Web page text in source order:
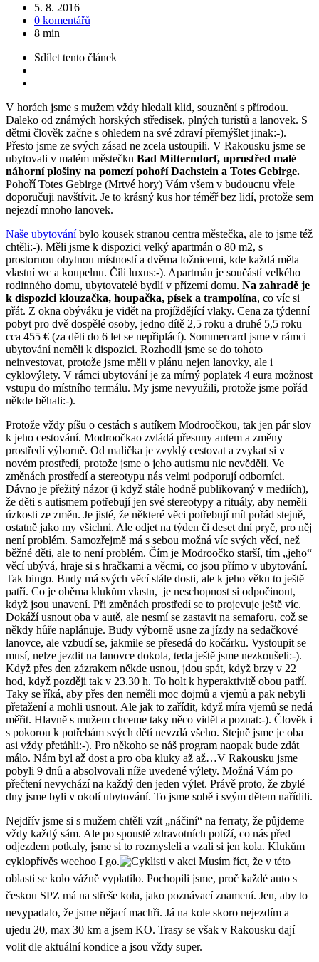
5. 8. 2016
0 komentářů
8 min
Sdílet tento článek
V horách jsme s mužem vždy hledali klid, souznění s přírodou.
Daleko od známých horských středisek, plných turistů a lanovek. S
dětmi člověk začne s ohledem na své zdraví přemýšlet jinak:-).
Přesto jsme ze svých zásad ne zcela ustoupili. V Rakousku jsme se
ubytovali v malém městečku Bad Mitterndorf, uprostřed malé
náhorní plošiny na pomezí pohoří Dachstein a Totes Gebirge.
Pohoří Totes Gebirge (Mrtvé hory) Vám všem v budoucnu vřele
doporučuji navštívit. Je to krásný kus hor téměř bez lidí, protože sem
nejezdí mnoho lanovek.
Naše ubytováníbylo kousek stranou centra městečka, ale to jsme též
chtěli:-). Měli jsme k dispozici velký apartmán o 80 m2, s
prostornou obytnou místností a dvěma ložnicemi, kde každá měla
vlastní wc a koupelnu. Čili luxus:-). Apartmán je součástí velkého
rodinného domu, ubytovatelé bydlí v přízemí domu. Na zahradě je
k dispozici klouzačka, houpačka, písek a trampolína, co víc si
přát. Z okna obýváku je vidět na projíždějící vlaky. Cena za týdenní
pobyt pro dvě dospělé osoby, jedno dítě 2,5 roku a druhé 5,5 roku
cca 455 € (za děti do 6 let se nepřiplácí). Sommercard jsme v rámci
ubytování neměli k dispozici. Rozhodli jsme se do tohoto
neinvestovat, protože jsme měli v plánu nejen lanovky, ale i
cyklovýlety. V rámci ubytování je za mírný poplatek 4 eura možnost
vstupu do místního termálu. My jsme nevyužili, protože jsme pořád
někde běhali:-).
Protože vždy píšu o cestách s autíkem Modroočkou, tak jen pár slov
k jeho cestování. Modroočkao zvládá přesuny autem a změny
prostředí výborně. Od malička je zvyklý cestovat a zvykat si v
novém prostředí, protože jsme o jeho autismu nic nevěděli. Ve
změnách prostředí a stereotypu nás velmi podporují odborníci.
Dávno je přežitý názor (i když stále hodně publikovaný v mediích),
že děti s autismem potřebují jen své stereotypy a rituály, aby neměli
úzkosti ze změn. Je jisté, že některé věci potřebují mít pořád stejně,
ostatně jako my všichni. Ale odjet na týden či deset dní pryč, pro něj
není problém. Samozřejmě má s sebou možná víc svých věcí, než
běžné děti, ale to není problém. Čím je Modroočko starší, tím „jeho“
věcí ubývá, hraje si s hračkami a věcmi, co jsou přímo v ubytování.
Tak bingo. Budy má svých věcí stále dosti, ale k jeho věku to ještě
patří. Co je oběma klukům vlastn, je neschopnost si odpočinout,
když jsou unavení. Při změnách prostředí se to projevuje ještě víc.
Dokáží usnout oba v autě, ale nesmí se zastavit na semaforu, což se
někdy hůře naplánuje. Budy výborně usne za jízdy na sedačkové
lanovce, ale vzbudí se, jakmile se přesedá do kočárku. Vystoupit se
musí, nelze jezdit na lanovce dokola, teda ještě jsme nezkoušeli:-).
Když přes den zázrakem někde usnou, jdou spát, když brzy v 22
hod, když později tak v 23.30 h. To holt k hyperaktivitě obou patří.
Taky se říká, aby přes den neměli moc dojmů a vjemů a pak nebyli
přetažení a mohli usnout. Ale jak to zařídit, když míra vjemů se nedá
měřit. Hlavně s mužem chceme taky něco vidět a poznat:-). Člověk i
s pokorou k potřebám svých dětí nevzdá všeho. Stejně jsme je oba
asi vždy přetáhli:-). Pro někoho se náš program naopak bude zdát
málo. Nám byl až dost a pro oba kluky až až…V Rakousku jsme
pobyli 9 dnů a absolvovali níže uvedené výlety. Možná Vám po
přečtení nevychází na každý den jeden výlet. Právě proto, že zbylé
dny jsme byli v okolí ubytování. To jsme sobě i svým dětem nařídili.
Nejdřív jsme si s mužem chtěli vzít „náčiní“ na ferraty, že půjdeme
vždy každý sám. Ale po spoustě zdravotních potíží, co nás před
odjezdem potkaly, jsme si to rozmysleli a vzali si jen kola. Klukům
cyklopřívěs weehoo I go.
Musím říct, že v této
oblasti se kolo vážně vyplatilo. Pochopili jsme, proč každé auto s
českou SPZ má na střeše kola, jako poznávací znamení. Jen, aby to
nevypadalo, že jsme nějací machři. Já na kole skoro nejezdím a
ujedu 20, max 30 km a jsem KO. Trasy se však v Rakousku dají
volit dle aktuální kondice a jsou vždy super.